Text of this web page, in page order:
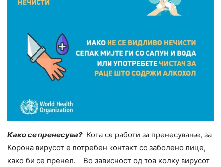
Како се пренесува?Кога се работи за пренесување, за
Корона вирусот е потребен контакт со заболено лице,
како би се пренел. Во зависност од тоа колку вирусот